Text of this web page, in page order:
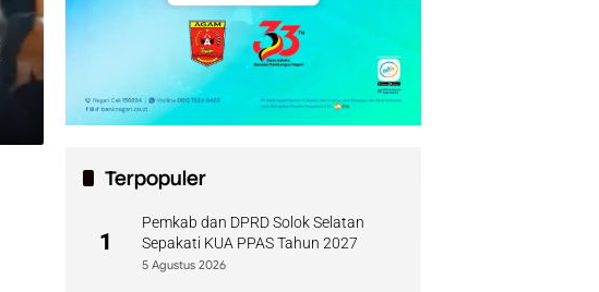
Terpopuler
1
Pemkab dan DPRD Solok Selatan
Sepakati KUA PPAS Tahun 2027
5 Agustus 2026